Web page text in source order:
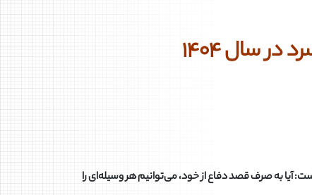
در سال۱۴۰۴
آیا به صرف قصد دفاع از خود، می‌توانیم هر وسیله‌ای را